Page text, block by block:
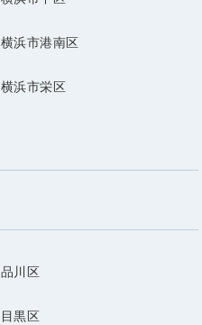
横浜市港南区
横浜市栄区
品川区
目黒区